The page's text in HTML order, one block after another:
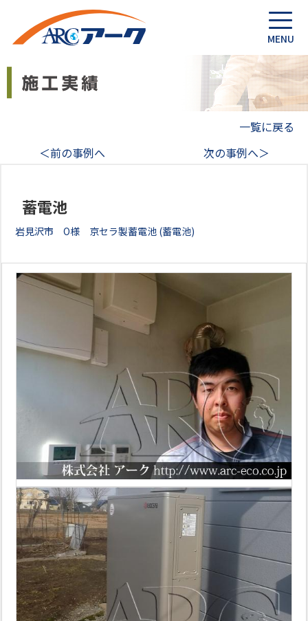
一覧に戻る
＜前の事例へ
次の事例へ＞
蓄電池
岩見沢市 O様 京セラ製蓄電池 (蓄電池)